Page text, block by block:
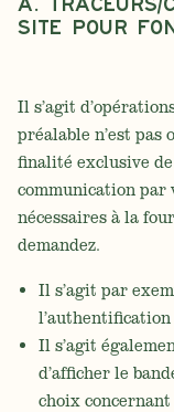
A. Traceurs/
Site pour
Il s’agit
préalable n’est
finalité exclusive
communication par
nécessaires à la
demandez.
Il s’agit par
l’authentification
Il s’agit
d’afficher le
choix